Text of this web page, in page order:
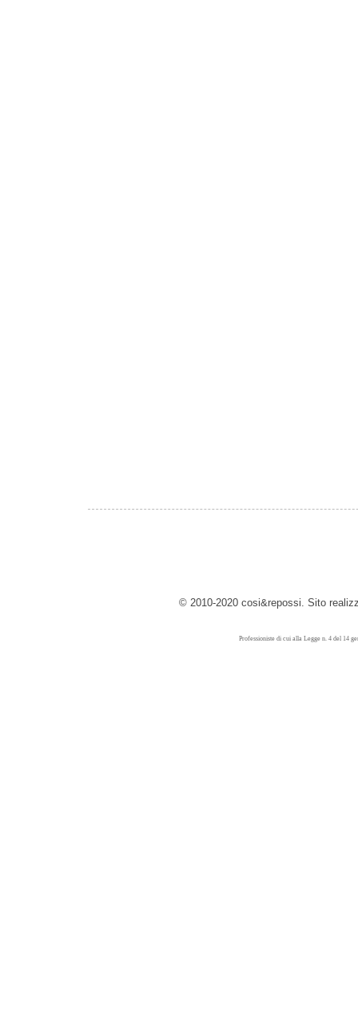
© 2010-2020 cosi&repossi. Sito
Professioniste di cui alla Legge n. 4 del 14